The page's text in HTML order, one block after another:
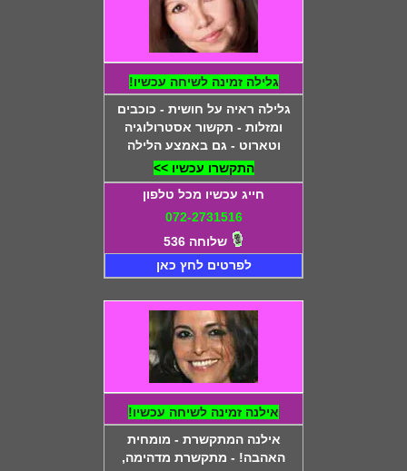
גלילה זמינה לשיחה עכשיו!
גלילה ראיה על חושית - כוכבים
ומזלות - תקשור אסטרולוגיה
וטארוט - גם באמצע הלילה
התקשרו עכשיו >>
חייג עכשיו מכל טלפון
072-2731516
שלוחה 536
לפרטים לחץ כאן
אילנה זמינה לשיחה עכשיו!
אילנה המתקשרת - מומחית
האהבה! - מתקשרת מדהימה,